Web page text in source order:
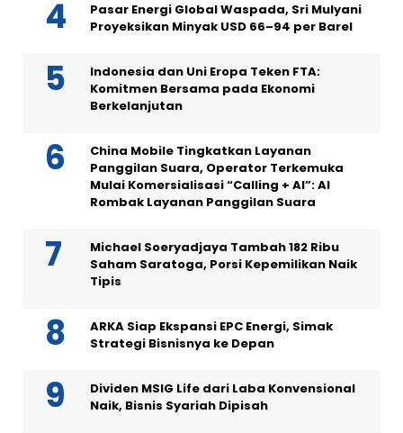
Pasar Energi Global Waspada, Sri Mulyani
Proyeksikan Minyak USD 66–94 per Barel
Indonesia dan Uni Eropa Teken FTA:
Komitmen Bersama pada Ekonomi
Berkelanjutan
China Mobile Tingkatkan Layanan
Panggilan Suara, Operator Terkemuka
Mulai Komersialisasi “Calling + AI”: AI
Rombak Layanan Panggilan Suara
Michael Soeryadjaya Tambah 182 Ribu
Saham Saratoga, Porsi Kepemilikan Naik
Tipis
ARKA Siap Ekspansi EPC Energi, Simak
Strategi Bisnisnya ke Depan
Dividen MSIG Life dari Laba Konvensional
Naik, Bisnis Syariah Dipisah